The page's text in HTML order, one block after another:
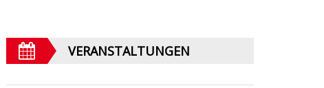
VERANSTALTUNGEN